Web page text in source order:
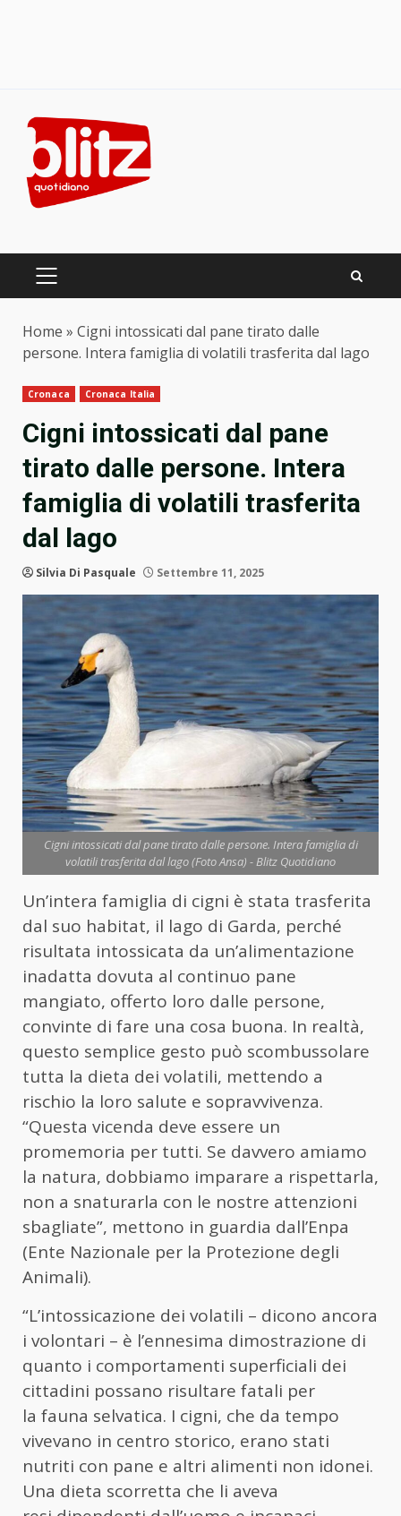
content
PRIMARY
Home » Cigni intossicati dal pane tirato dalle
persone. Intera famiglia di volatili trasferita dal lago
Cronaca Cronaca Italia
Cigni intossicati dal pane
tirato dalle persone. Intera
famiglia di volatili trasferita
dal lago
Silvia Di Pasquale Settembre 11, 2025
Cigni intossicati dal pane tirato dalle persone. Intera famiglia di
volatili trasferita dal lago (Foto Ansa) - Blitz Quotidiano
Un’intera famiglia di cigni è stata trasferita
dal suo habitat, il lago di Garda, perché
risultata intossicata da un’alimentazione
inadatta dovuta al continuo pane
mangiato, offerto loro dalle persone,
convinte di fare una cosa buona. In realtà,
questo semplice gesto può scombussolare
tutta la dieta dei volatili, mettendo a
rischio la loro salute e sopravvivenza.
“Questa vicenda deve essere un
promemoria per tutti. Se davvero amiamo
la natura, dobbiamo imparare a rispettarla,
non a snaturarla con le nostre attenzioni
sbagliate”, mettono in guardia dall’Enpa
(Ente Nazionale per la Protezione degli
Animali).
“L’intossicazione dei volatili – dicono ancora
i volontari – è l’ennesima dimostrazione di
quanto i comportamenti superficiali dei
cittadini possano risultare fatali per
la fauna selvatica. I cigni, che da tempo
vivevano in centro storico, erano stati
nutriti con pane e altri alimenti non idonei.
Una dieta scorretta che li aveva